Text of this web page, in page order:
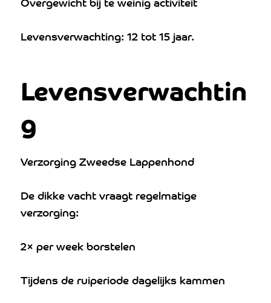
Levensverwachting: 12 tot 15 jaar.
Levensverwachtin
g
Verzorging Zweedse Lappenhond
De dikke vacht vraagt regelmatige
verzorging:
2× per week borstelen
Tijdens de ruiperiode dagelijks kammen